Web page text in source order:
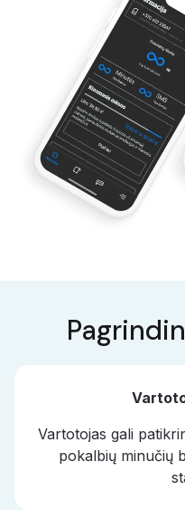
Vartotojas gali
pokalbių minučių